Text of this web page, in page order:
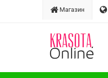
Магазин